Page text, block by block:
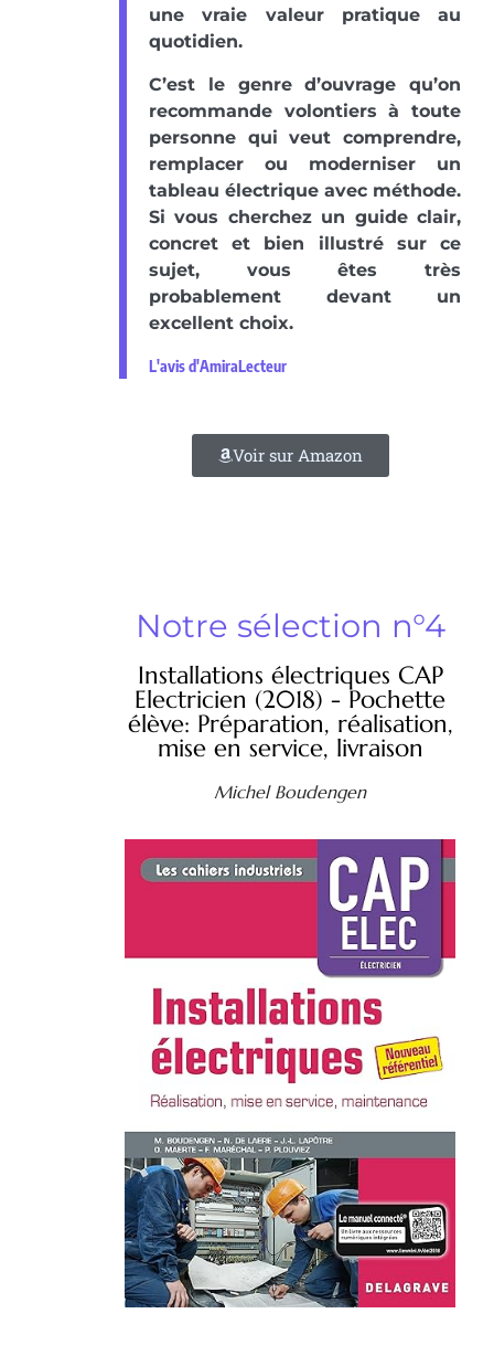
une vraie valeur pratique au
quotidien.
C’est le genre d’ouvrage qu’on
recommande volontiers à toute
personne qui veut comprendre,
remplacer ou moderniser un
tableau électrique avec méthode.
Si vous cherchez un guide clair,
concret et bien illustré sur ce
sujet, vous êtes très
probablement devant un
excellent choix.
L'avis d'AmiraLecteur
Voir sur Amazon
Notre sélection n°4
Installations électriques CAP
Electricien (2018) - Pochette
élève: Préparation, réalisation,
mise en service, livraison
Michel Boudengen